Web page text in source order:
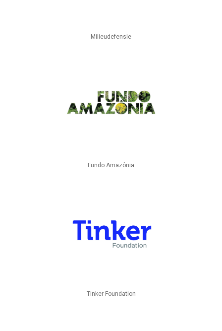
Milieudefensie
Fundo Amazônia
Tinker Foundation